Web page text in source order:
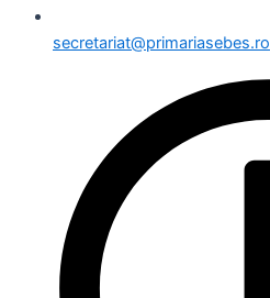
secretariat@primariasebes.ro